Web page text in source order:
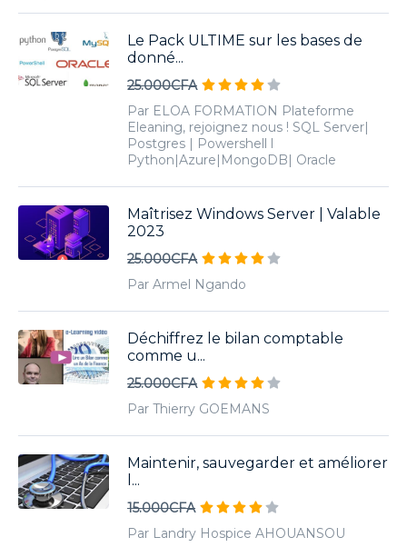
Le Pack ULTIME sur les bases de
donné...
25.000CFA
Par ELOA FORMATION Plateforme
Eleaning, rejoignez nous ! SQL Server|
Postgres | Powershell l
Python|Azure|MongoDB| Oracle
Maîtrisez Windows Server | Valable
2023
25.000CFA
Par Armel Ngando
Déchiffrez le bilan comptable
comme u...
25.000CFA
Par Thierry GOEMANS
Maintenir, sauvegarder et améliorer
l...
15.000CFA
Par Landry Hospice AHOUANSOU